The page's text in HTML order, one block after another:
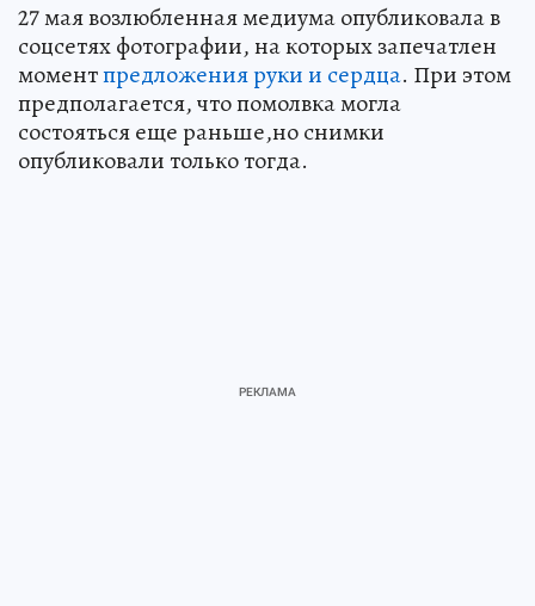
27 мая возлюбленная медиума опубликовала в
соцсетях фотографии, на которых запечатлен
моментпредложения руки и сердца. При этом
предполагается, что помолвка могла
состояться еще раньше,но снимки
опубликовали только тогда.